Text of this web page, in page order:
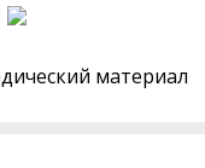
материал